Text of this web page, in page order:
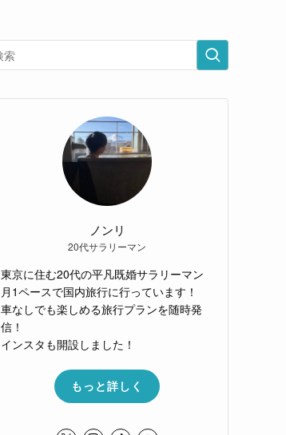
ノンリ
20代サラリーマン
東京に住む20代の平凡既婚サラリーマン
月1ペースで国内旅行に行っています！
車なしでも楽しめる旅行プランを随時発
信！
インスタも開設しました！
もっと詳しく